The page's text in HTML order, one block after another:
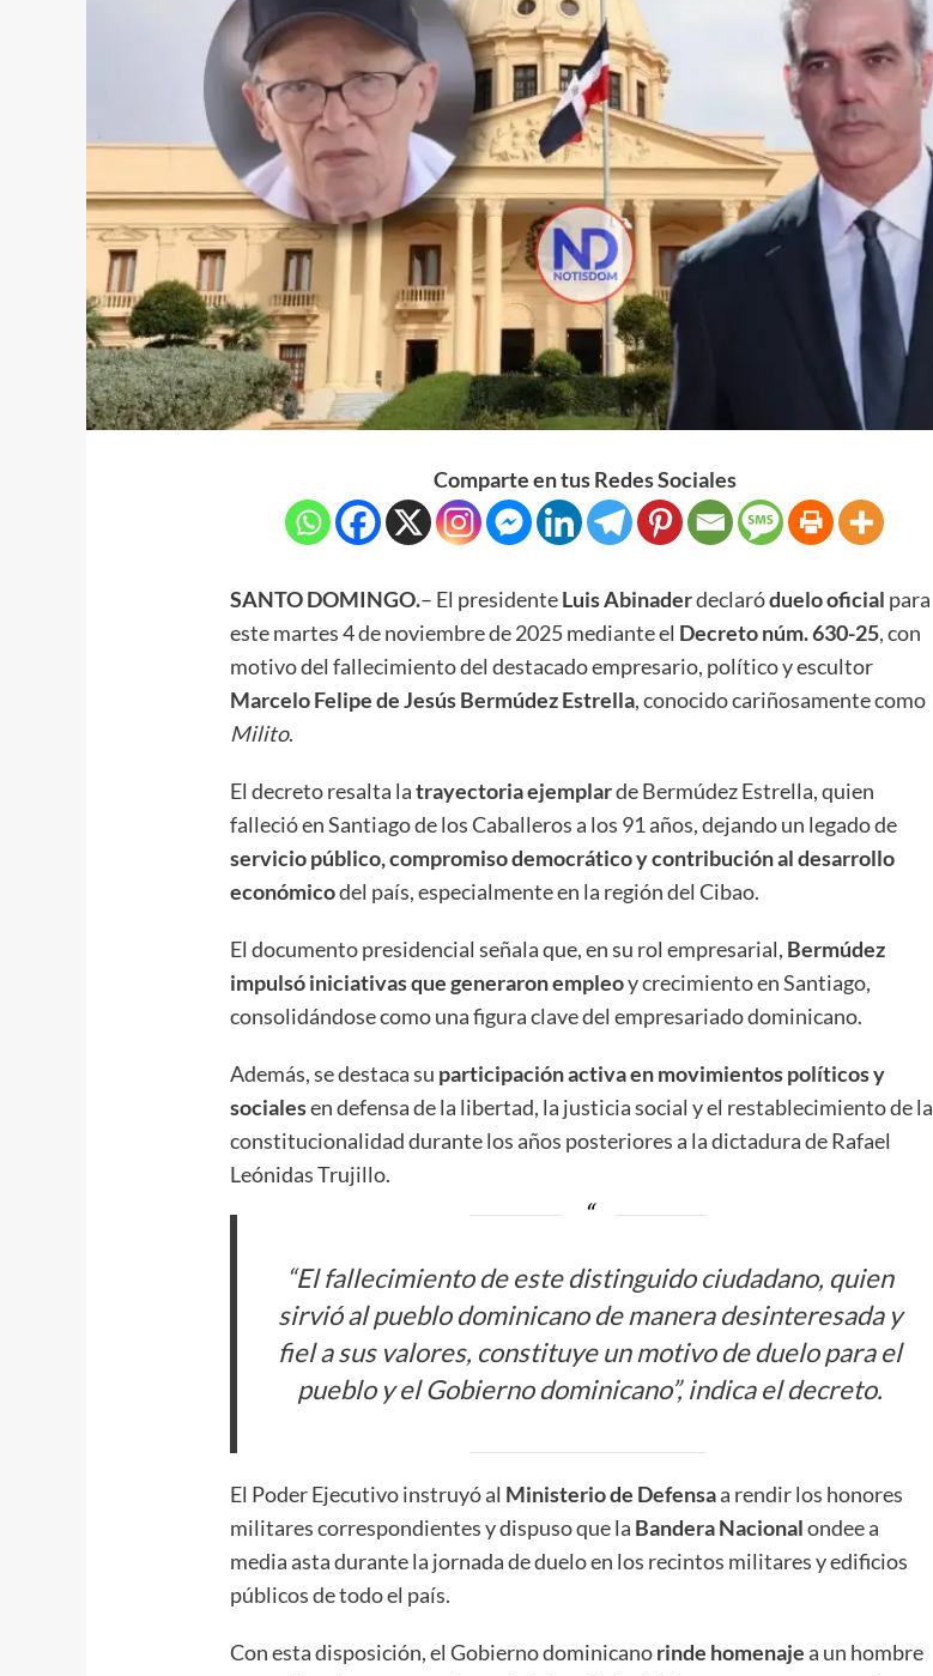
Comparte en tus Redes Sociales
SANTO DOMINGO.– El presidenteLuis Abinaderdeclaróduelo oficial para
este martes 4 de noviembre de 2025 mediante el Decreto núm. 630-25, con
motivo del fallecimiento del destacado empresario, político y escultor
Marcelo Felipe de Jesús Bermúdez Estrella, conocido cariñosamente como
Milito.
El decreto resalta latrayectoria ejemplarde Bermúdez Estrella, quien
falleció en Santiago de los Caballeros a los 91 años, dejando un legado de
servicio público, compromiso democrático y contribución al desarrollo
económicodel país, especialmente en la región del Cibao.
El documento presidencial señala que, en su rol empresarial, Bermúdez
impulsó iniciativas que generaron empleoy crecimiento en Santiago,
consolidándose como una figura clave del empresariado dominicano.
Además, se destaca su participación activa en movimientos políticos y
socialesen defensa de la libertad, la justicia social y el restablecimiento de la
constitucionalidad durante los años posteriores a la dictadura de Rafael
Leónidas Trujillo.
“El fallecimiento de este distinguido ciudadano, quien
sirvió al pueblo dominicano de manera desinteresada y
fiel a sus valores, constituye un motivo de duelo para el
pueblo y el Gobierno dominicano”, indica el decreto.
El Poder Ejecutivo instruyó al Ministerio de Defensaa rendir los honores
militares correspondientes y dispuso que la Bandera Nacionalondee a
media asta durante la jornada de duelo en los recintos militares y edificios
públicos de todo el país.
Con esta disposición, el Gobierno dominicanorinde homenajea un hombre